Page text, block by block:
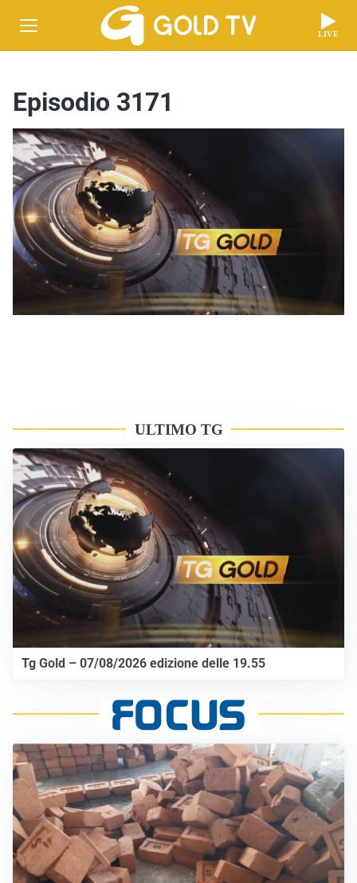
LIVE
Episodio 3171
Tg Gold – 07/08/2026 edizione delle 19.55